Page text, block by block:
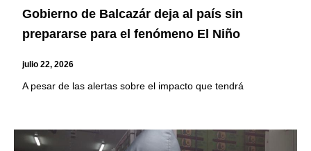
Gobierno de Balcazár deja al país sin
prepararse para el fenómeno El Niño
julio 22, 2026
A pesar de las alertas sobre el impacto que tendrá